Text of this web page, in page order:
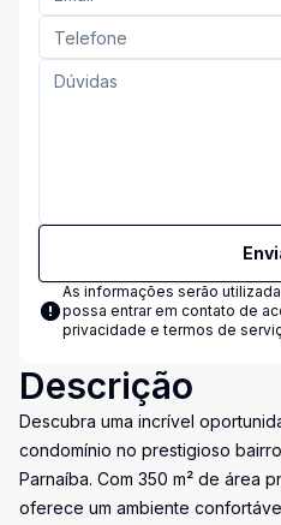
As informações serão
possa entrar em contato de
privacidade e termos de
Descrição
Descubra uma incrível
condomínio no prestigioso
Parnaíba. Com 350 m² de área
oferece um ambiente